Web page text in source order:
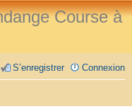
Course à
Connexion
S’enregistrer